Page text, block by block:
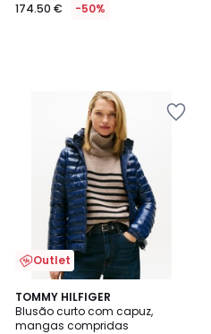
174.50 € -50%
Outlet
TOMMY HILFIGER
Blusão curto com capuz,
mangas compridas